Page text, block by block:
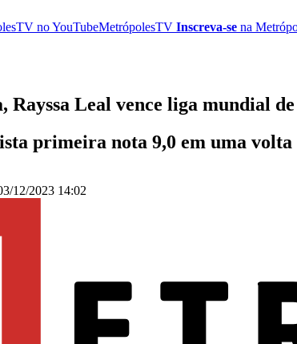
noYouTubeMetrópolesTV Inscreva-se na
Rayssa Leal vence liga mundial
primeira nota 9,0 em uma
12/2023 14:02